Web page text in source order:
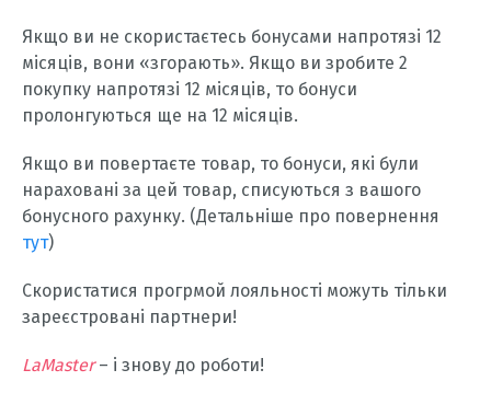
Якщо ви не скористаєтесь бонусами напротязі 12
місяців, вони «згорають». Якщо ви зробите 2
покупку напротязі 12 місяців, то бонуси
пролонгуються ще на 12 місяців.
Якщо ви повертаєте товар, то бонуси, які були
нараховані за цей товар, списуються з вашого
бонусного рахунку. (Детальніше про повернення
тут)
Скористатися прогрмой лояльності можуть тільки
зареєстровані партнери!
LaMaster– і знову до роботи!